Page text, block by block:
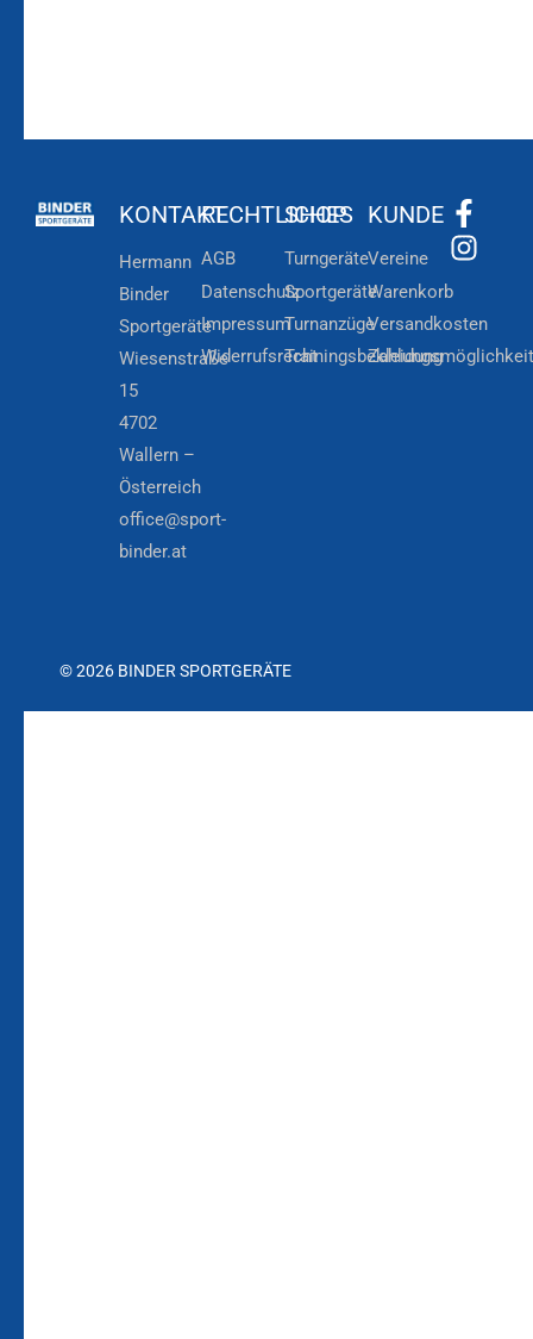
KONTAKT
Hermann
Binder
Sportgeräte
Wiesenstraße
15
4702
Wallern –
Österreich
office@sport-
binder.at
RECHTLICHES
AGB
Datenschutz
Impressum
Widerrufsrecht
SHOP
Turngeräte
Sportgeräte
Turnanzüge
Trainingsbekleidung
KUNDE
Vereine
Warenkorb
Versandkosten
© 2026 BINDER SPORTGERÄTE